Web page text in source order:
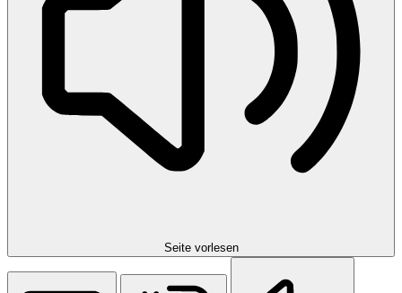
Seite vorlesen